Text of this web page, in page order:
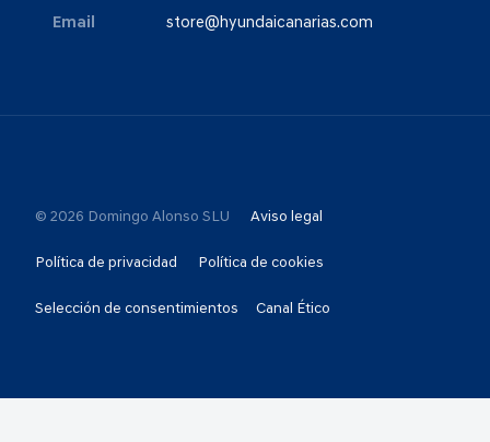
Email store@hyundaicanarias.com
© 2026 Domingo Alonso SLU Aviso legal
Política de privacidad Política de cookies
Selección de consentimientos Canal Ético